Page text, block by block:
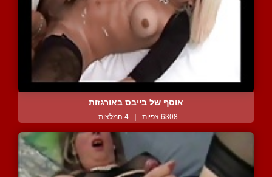
אוסף של בייבס באורגזות
6308 צפיות | 4 המלצות